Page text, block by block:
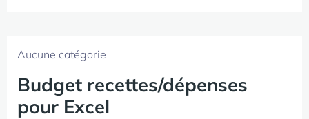
Aucune catégorie
Budget recettes/dépenses
pour Excel